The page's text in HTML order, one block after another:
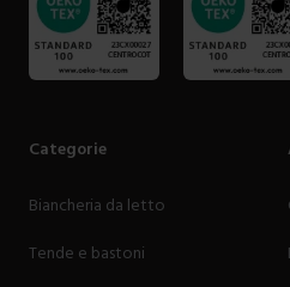
Categorie
Biancheria da letto
Tende e bastoni